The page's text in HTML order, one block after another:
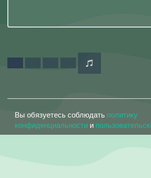
Вы обязуетесь соблюдать политику
конфиденциальности и